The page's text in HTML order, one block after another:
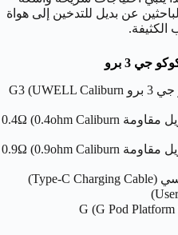
عن بديل للتدخين إلى هواة
الكثيفة.
جي 3 برو
1 × جهاز سحبة كاليبرن كوكو جي 3 برو G3 (UWELL Caliburn
1 × بود كاليبرن G3 مدمج بكويل مقاومة 0.4Ω (0.4ohm Caliburn
1 × بود كاليبرن G3 مدمج بكويل مقاومة 0.9Ω (0.9ohm Caliburn